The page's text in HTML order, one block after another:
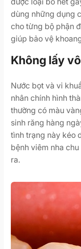
dùng những dụng
cho từng bộ phận
giúp bảo vệ
Không lấy
Nước bọt và vi
nhân chính hình
thường có màu
sinh răng hàng
tình trạng này kéo
bệnh viêm nha
ra.